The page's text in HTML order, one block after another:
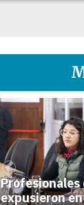
expusieron
Previous